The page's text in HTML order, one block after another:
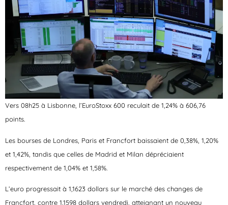
Vers 08h25 à Lisbonne, l’EuroStoxx 600 reculait de 1,24% à 606,76
points.
Les bourses de Londres, Paris et Francfort baissaient de 0,38%, 1,20%
et 1,42%, tandis que celles de Madrid et Milan dépréciaient
respectivement de 1,04% et 1,58%.
L’euro progressait à 1,1623 dollars sur le marché des changes de
Francfort, contre 1,1598 dollars vendredi, atteignant un nouveau